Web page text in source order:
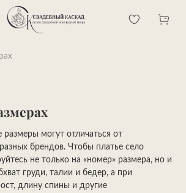
могут отличаться от
брендов. Чтобы платье село
не только на «номер» размера, но и
груди, талии и бедер, а при
длину спины и другие